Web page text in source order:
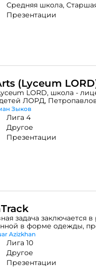
Средняя школа,
Презентации
(Lyceum
LORD, школа -
ЛОРД,
IoT.
со всеми материалами :)
Зыков
Лига 4
Другое
Презентации
задача заключается в
в форме одежды,
состояния
Azizkhan
Лига 10
Другое
Презентации